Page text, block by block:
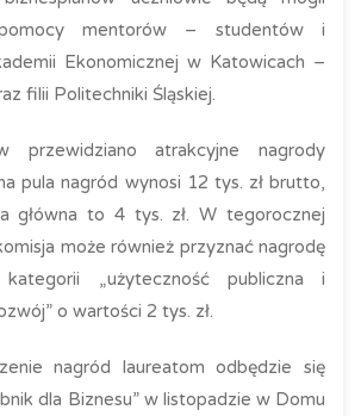
mentorów – studentów i
Ekonomicznej w Katowicach –
filii Politechniki Śląskiej.
przewidziano atrakcyjne nagrody
pula nagród wynosi 12 tys. zł brutto,
główna to 4 tys. zł. W tegorocznej
może również przyznać nagrodę
„użyteczność publiczna i
o wartości 2 tys. zł.
nagród laureatom odbędzie się
dla Biznesu” w listopadzie w Domu